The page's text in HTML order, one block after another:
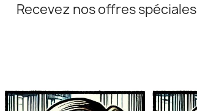
Recevez nos offres spéciales